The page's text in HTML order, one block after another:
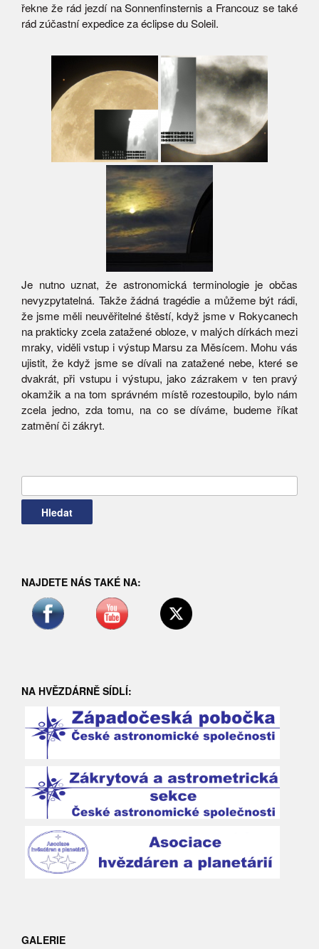
řekne že rád jezdí na Sonnenfinsternis a Francouz se také
rád zúčastní expedice za éclipse du Soleil.
Je nutno uznat, že astronomická terminologie je občas
nevyzpytatelná. Takže žádná tragédie a můžeme být rádi,
že jsme měli neuvěřitelné štěstí, když jsme v Rokycanech
na prakticky zcela zatažené obloze, v malých dírkách mezi
mraky, viděli vstup i výstup Marsu za Měsícem. Mohu vás
ujistit, že když jsme se dívali na zatažené nebe, které se
dvakrát, při vstupu i výstupu, jako zázrakem v ten pravý
okamžik a na tom správném místě rozestoupilo, bylo nám
zcela jedno, zda tomu, na co se díváme, budeme říkat
zatmění či zákryt.
NAJDETE NÁS TAKÉ NA:
NA HVĚZDÁRNĚ SÍDLÍ:
GALERIE